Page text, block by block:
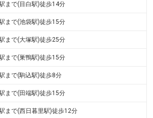
まで(目白駅)徒歩14分
まで(池袋駅)徒歩15分
まで(大塚駅)徒歩25分
まで(巣鴨駅)徒歩15分
まで(駒込駅)徒歩8分
まで(田端駅)徒歩15分
まで(西日暮里駅)徒歩12分